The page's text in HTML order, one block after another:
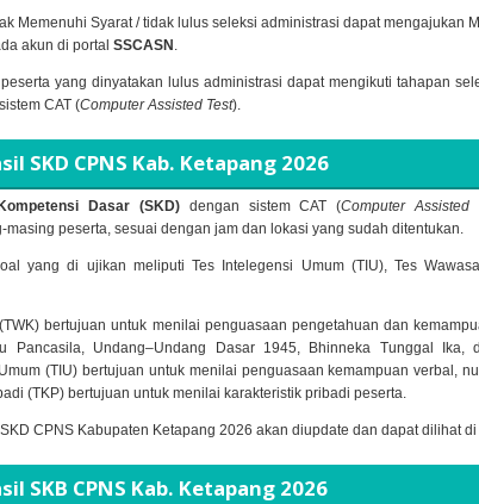
Memenuhi Syarat / tidak lulus seleksi administrasi dapat mengajukan
akun di portal SSCASN .
yang dinyatakan lulus administrasi dapat mengikuti tahapan
CAT (Computer Assisted Test).
SKD CPNS Kab. Ketapang 2026
Dasar (SKD)dengan sistem CAT (Computer Assisted
peserta, sesuai dengan jam dan lokasi yang sudah ditentukan.
yang di ujikan meliputi Tes Intelegensi Umum (TIU), Tes
bertujuan untuk menilai penguasaan pengetahuan dan
Pancasila, Undang–Undang Dasar 1945, Bhinneka Tunggal Ika,
(TIU) bertujuan untuk menilai penguasaan kemampuan verbal,
(TKP) bertujuan untuk menilai karakteristik pribadi peserta.
CPNS Kabupaten Ketapang 2026 akan diupdate dan dapat dilihat di
SKB CPNS Kab. Ketapang 2026